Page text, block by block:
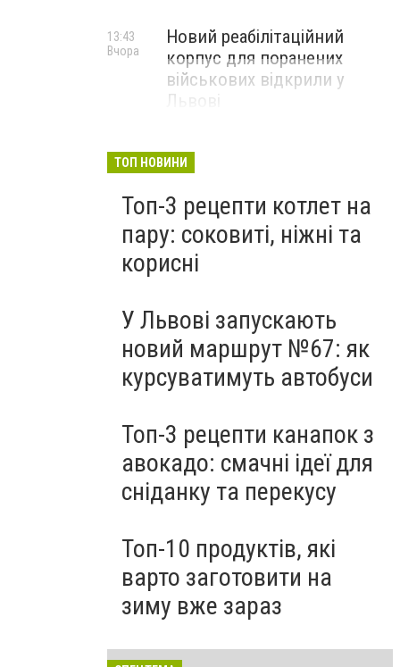
Новий реабілітаційний
корпус для поранених
військових відкрили у
Львові
13:43
Вчора
ТОП НОВИНИ
Топ-3 рецепти котлет на
пару: соковиті, ніжні та
корисні
У Львові запускають
новий маршрут №67: як
курсуватимуть автобуси
Топ-3 рецепти канапок з
авокадо: смачні ідеї для
сніданку та перекусу
Топ-10 продуктів, які
варто заготовити на
зиму вже зараз